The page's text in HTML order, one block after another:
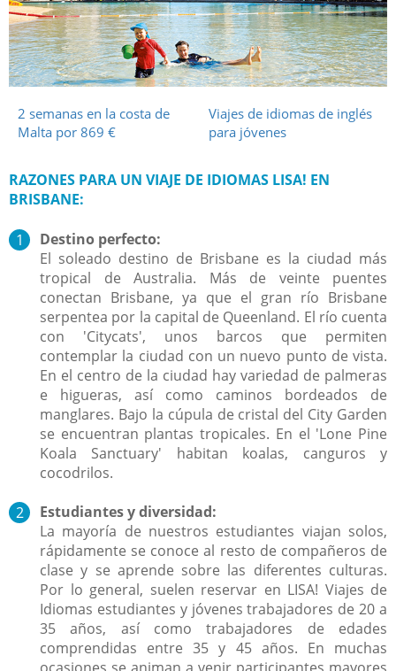
2 semanas en la costa de
Malta por 869 €
Viajes de idiomas de inglés
para jóvenes
RAZONES PARA UN VIAJE DE IDIOMAS LISA! EN
BRISBANE:
Destino perfecto:
El soleado destino de Brisbane es la ciudad más
tropical de Australia. Más de veinte puentes
conectan Brisbane, ya que el gran río Brisbane
serpentea por la capital de Queenland. El río cuenta
con 'Citycats', unos barcos que permiten
contemplar la ciudad con un nuevo punto de vista.
En el centro de la ciudad hay variedad de palmeras
e higueras, así como caminos bordeados de
manglares. Bajo la cúpula de cristal del City Garden
se encuentran plantas tropicales. En el 'Lone Pine
Koala Sanctuary' habitan koalas, canguros y
cocodrilos.
Estudiantes y diversidad:
La mayoría de nuestros estudiantes viajan solos,
rápidamente se conoce al resto de compañeros de
clase y se aprende sobre las diferentes culturas.
Por lo general, suelen reservar en LISA! Viajes de
Idiomas estudiantes y jóvenes trabajadores de 20 a
35 años, así como trabajadores de edades
comprendidas entre 35 y 45 años. En muchas
ocasiones se animan a venir participantes mayores